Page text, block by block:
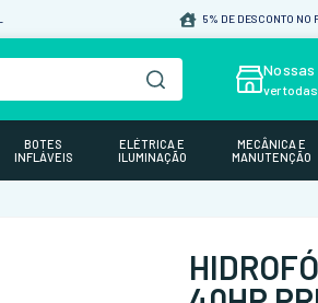
5% DE DESCONTO NO
Nossas
ver todas
BOTES
INFLÁVEIS
ELÉTRICA E
ILUMINAÇÃO
MECÂNICA E
MANUTENÇÃO